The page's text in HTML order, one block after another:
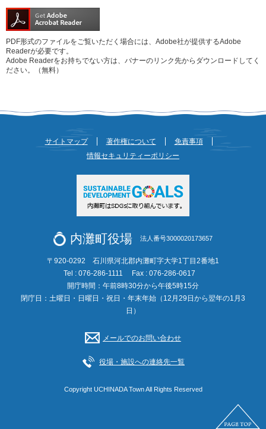
PDF形式のファイルをご覧いただく場合には、Adobe社が提供するAdobe
Readerが必要です。
Adobe Readerをお持ちでない方は、バナーのリンク先からダウンロードしてく
ださい。（無料）
サイトマップ 著作権について
免責事項
情報セキュリティーポリシー
内灘町役場 法人番号3000020173657
〒920-0292 石川県河北郡内灘町字大学1丁目2番地1
Tel : 076-286-1111
Fax : 076-286-0617
開庁時間：午前8時30分から午後5時15分
閉庁日：土曜日・日曜日・祝日・年末年始（12月29日から翌年の1月3
日）
メールでのお問い合わせ
役場・施設への連絡先一覧
Copyright UCHINADA Town All Rights Reserved